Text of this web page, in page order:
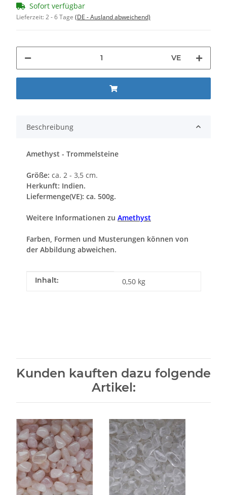
Sofort verfügbar
Lieferzeit:2 - 6 Tage (DE - Ausland abweichend)
VE
Beschreibung
Amethyst - Trommelsteine
Größe: ca. 2 - 3,5 cm.
Herkunft: Indien.
Liefermenge(VE): ca. 500g.
Weitere Informationen zu Amethyst
Farben, Formen und Musterungen können von
der Abbildung abweichen.
Produkteigenschaft
Wert
Inhalt: 0,50 kg
Kunden kauften dazu folgende
Artikel: